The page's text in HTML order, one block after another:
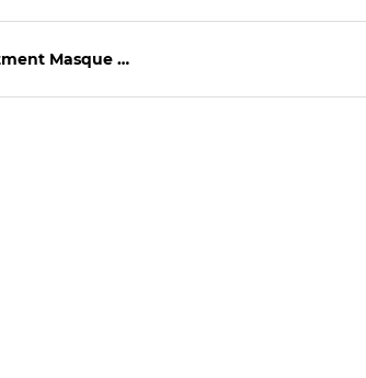
Masque &